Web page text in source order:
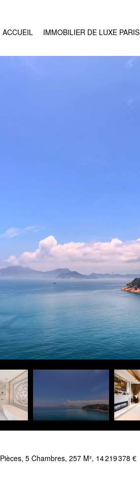
ACCUEIL IMMOBILIER DE LUXE PARIS
5 Chambres, 257 M², 14 219 378 €